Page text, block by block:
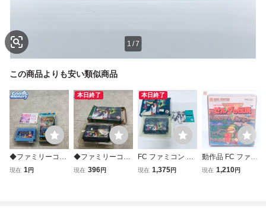
1 /7
この商品よりも安い類似商品
◆ファミリーコン
ピューター/ファミ
現在 1円
本日終了
◆ファミリーコン
ピューター/ファミ
現在 396円
本日終了
FC ファミコン 影
の伝説 ソフト 箱
現在 1,375円
動作品 FC ファミ
コン ディスクシス
現在 1,210円